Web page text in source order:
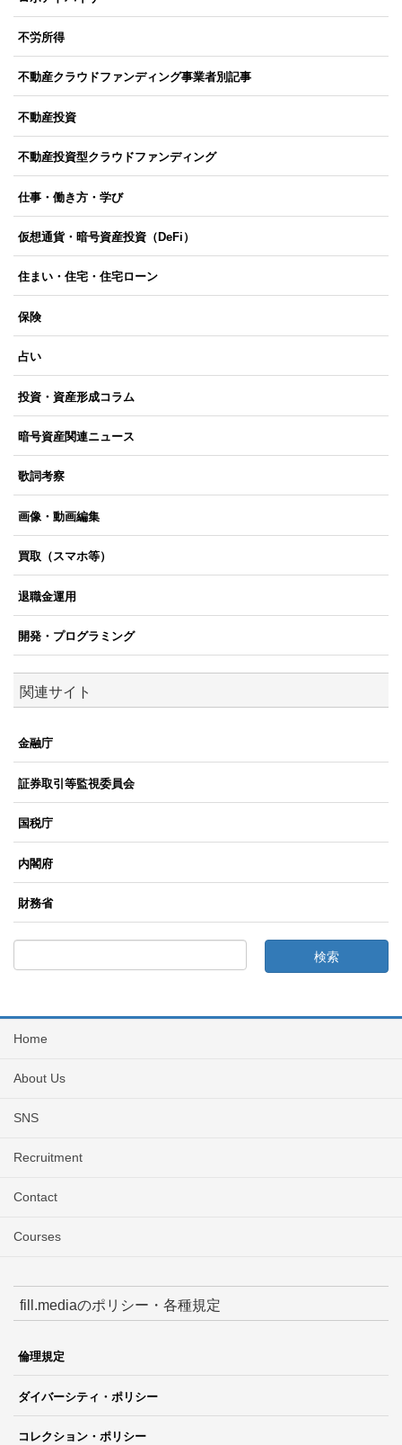
不労所得
不動産クラウドファンディング事業者別記事
不動産投資
不動産投資型クラウドファンディング
仕事・働き方・学び
仮想通貨・暗号資産投資（DeFi）
住まい・住宅・住宅ローン
保険
占い
投資・資産形成コラム
暗号資産関連ニュース
歌詞考察
画像・動画編集
買取（スマホ等）
退職金運用
開発・プログラミング
関連サイト
金融庁
証券取引等監視委員会
国税庁
内閣府
財務省
Home
About Us
SNS
Recruitment
Contact
Courses
fill.mediaのポリシー・各種規定
倫理規定
ダイバーシティ・ポリシー
コレクション・ポリシー